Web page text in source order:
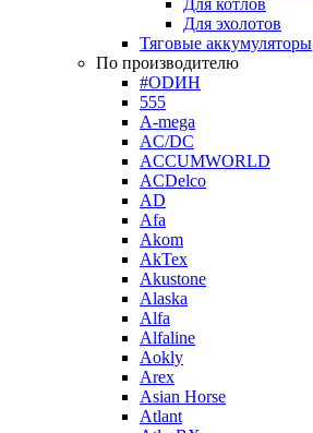
Для котлов
Для эхолотов
Тяговые аккумуляторы
По производителю
#ODИН
555
A-mega
AC/DC
ACCUMWORLD
ACDelco
AD
Afa
Akom
AkTex
Akustone
Alaska
Alfa
Alfaline
Aokly
Arex
Asian Horse
Atlant